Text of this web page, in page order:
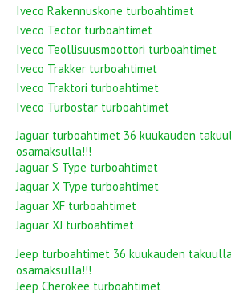
Iveco Rakennuskone turboahtimet
Iveco Tector turboahtimet
Iveco Teollisuusmoottori turboahtimet
Iveco Trakker turboahtimet
Iveco Traktori turboahtimet
Iveco Turbostar turboahtimet
Jaguar turboahtimet 36 kuukauden
osamaksulla!!!
Jaguar S Type turboahtimet
Jaguar X Type turboahtimet
Jaguar XF turboahtimet
Jaguar XJ turboahtimet
Jeep turboahtimet 36 kuukauden
osamaksulla!!!
Jeep Cherokee turboahtimet